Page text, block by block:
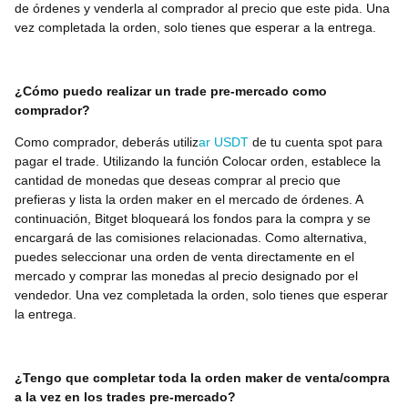
de órdenes y venderla al comprador al precio que este pida. Una
vez completada la orden, solo tienes que esperar a la entrega.
¿Cómo puedo realizar un trade pre-mercado como
comprador?
Como comprador, deberás utilizar USDT de tu cuenta spot para
pagar el trade. Utilizando la función Colocar orden, establece la
cantidad de monedas que deseas comprar al precio que
prefieras y lista la orden maker en el mercado de órdenes. A
continuación, Bitget bloqueará los fondos para la compra y se
encargará de las comisiones relacionadas. Como alternativa,
puedes seleccionar una orden de venta directamente en el
mercado y comprar las monedas al precio designado por el
vendedor. Una vez completada la orden, solo tienes que esperar
la entrega.
¿Tengo que completar toda la orden maker de venta/compra
a la vez en los trades pre-mercado?